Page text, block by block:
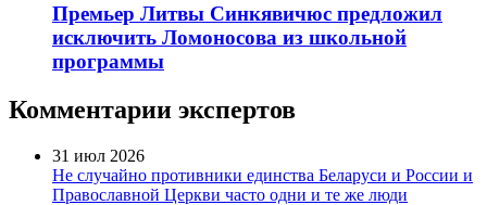
Премьер Литвы Синкявичюс предложил
исключить Ломоносова из школьной
программы
Комментарии экспертов
31 июл 2026
Не случайно противники единства Беларуси и России и
Православной Церкви часто одни и те же люди